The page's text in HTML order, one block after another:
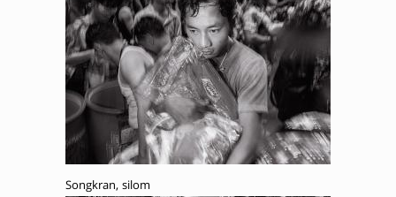
Songkran, silom